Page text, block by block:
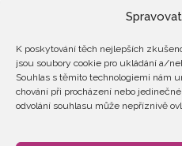
K poskytování těch nejlepších
jsou soubory cookie pro ukládání a/
Souhlas s těmito technologiemi nám
chování při procházení nebo
odvolání souhlasu může nepříznivě